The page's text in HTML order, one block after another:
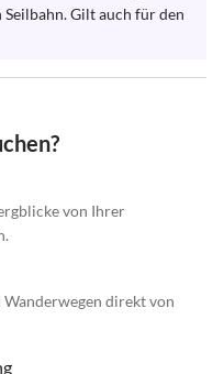
Gilt auch für den
von Ihrer
direkt von